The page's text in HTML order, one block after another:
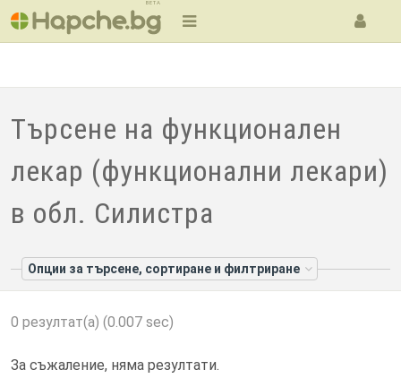
BETA
Търсене на функционален
лекар (функционални лекари)
в обл. Силистра
Опции за търсене, сортиране и филтриране
0 резултат(а) (0.007 sec)
За съжаление, няма резултати.